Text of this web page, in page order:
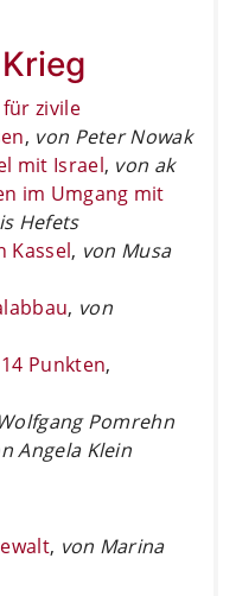
zivile
, von Peter Nowak
mit Israel, von ak
im Umgang mit
Hefets
Kassel, von Musa
, von
Punkten,
Pomrehn
Angela Klein
, von Marina